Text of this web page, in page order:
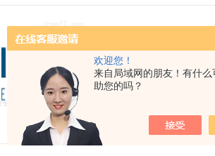
欢迎您！
来自局域网的朋友！有什么
助您的吗？
上海牧荣生物科技有
可提供欧美实验室品
快交期1-2周。4.进
更新时间：2026-